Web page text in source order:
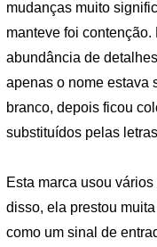
mudanças muito
manteve foi
abundância de
apenas o nome estava
branco, depois ficou
substituídos pelas
Esta marca usou
disso, ela prestou
como um sinal de